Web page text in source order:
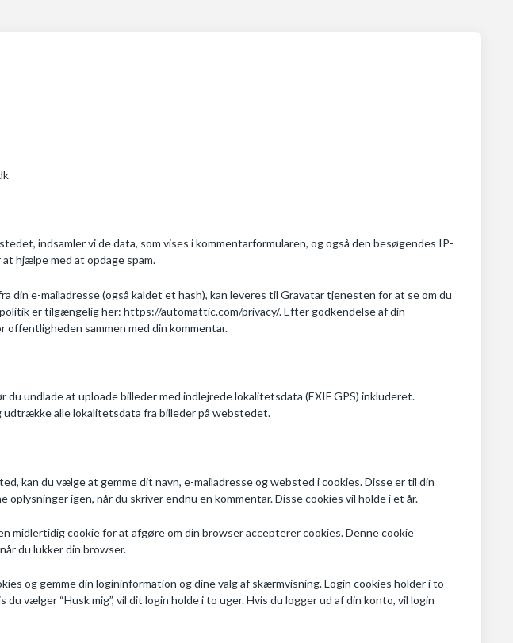
indsamler vi de data, som vises i kommentarformularen, og også den besøgendes IP-
hjælpe med at opdage spam.
din e-mailadresse (også kaldet et hash), kan leveres til Gravatar tjenesten for at se om du
er tilgængelig her: https://automattic.com/privacy/. Efter godkendelse af din
sammen med din kommentar.
undlade at uploade billeder med indlejrede lokalitetsdata (EXIF GPS) inkluderet.
alle lokalitetsdata fra billeder på webstedet.
kan du vælge at gemme dit navn, e-mailadresse og websted i cookies. Disse er til din
oplysninger igen, når du skriver endnu en kommentar. Disse cookies vil holde i et år.
midlertidig cookie for at afgøre om din browser accepterer cookies. Denne cookie
du lukker din browser.
og gemme din logininformation og dine valg af skærmvisning. Login cookies holder i to
du vælger “Husk mig”, vil dit login holde i to uger. Hvis du logger ud af din konto, vil login